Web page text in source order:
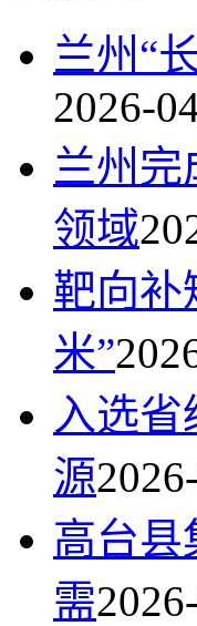
兰州“
2026-
兰州完
领域
靶向补
米”
入选
源
高台县
需